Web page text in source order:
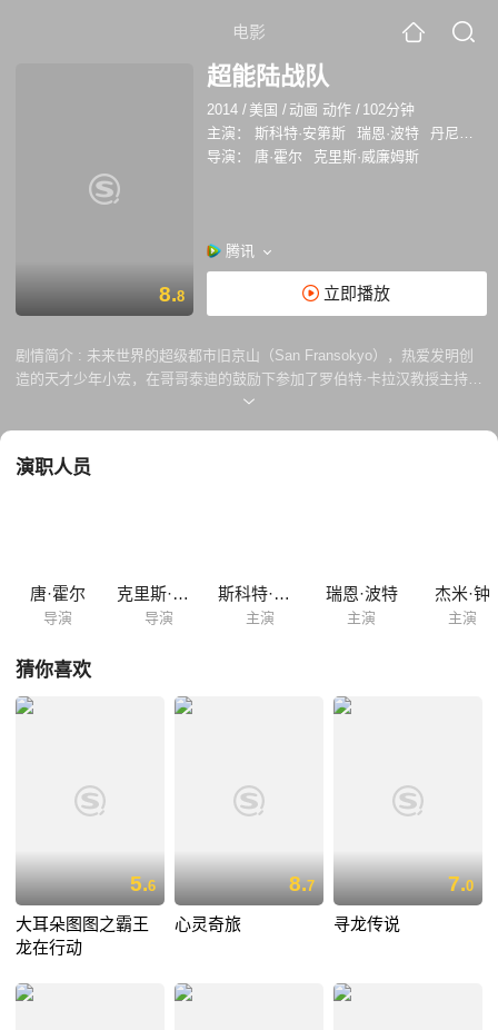
电影
8.8
超能陆战队
2014 / 美国 / 动画 动作 / 102分钟
主演：
斯科特·安第斯 瑞恩·波特
丹尼尔·海尼
导演：
唐·霍尔 克里斯·威廉姆斯
腾讯
立即播放
剧情简介 : 未来世界的超级都市旧京山（San Fransokyo），热爱发明创
造的天才少年小宏，在哥哥泰迪的鼓励下参加了罗伯特·卡拉汉教授主持的
理工学院机器人专业的入学大赛。他凭借神奇的微型磁力机器人赢得观
命丧火场。身心饱受创伤的小宏闭门不出，哥哥生前留下的治疗型机器人
演职人员
唐·霍尔
导演
克里斯·威廉姆斯
导演
斯科特·安第斯
主演
瑞恩·波特
主演
杰米·钟
主演
猜你喜欢
5.6
大耳朵图图之霸王
龙在行动
8.7
心灵奇旅
7.0
寻龙传说